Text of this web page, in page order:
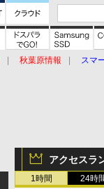
秋葉原情報
スマ
アクセスラ
1時間 24時